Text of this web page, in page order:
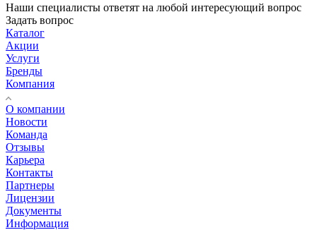
Наши специалисты ответят на любой интересующий вопрос
Задать вопрос
Каталог
Акции
Услуги
Бренды
Компания
О компании
Новости
Команда
Отзывы
Карьера
Контакты
Партнеры
Лицензии
Документы
Информация